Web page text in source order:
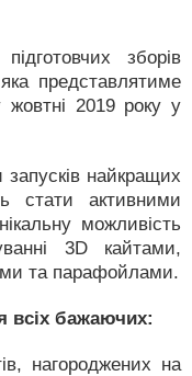
зборів
представлятиме
2019 року у
запусків найкращих
стати активними
можливість
3D кайтами,
та парафойлами.
всіх бажаючих:
нагороджених на